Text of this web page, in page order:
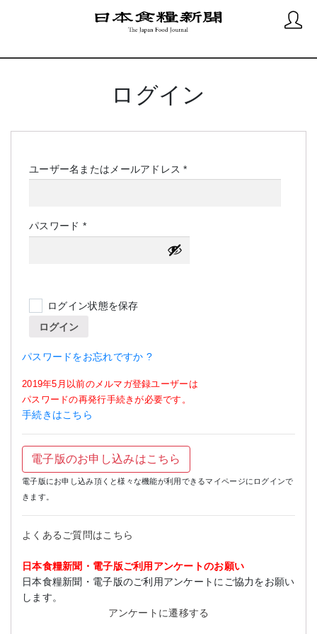
ログイン
ユーザー名またはメールアドレス*必
パスワード *必
須
ログイン状態を保存
ログイン
パスワードをお忘れですか ?
2019年5月以前のメルマガ登録ユーザーは
パスワードの再発行手続きが必要です。
手続きはこちら
電子版のお申し込みはこちら
電子版にお申し込み頂くと様々な機能が利用できるマイページにログインで
きます。
よくあるご質問はこちら
日本食糧新聞・電子版ご利用アンケートのお願い
日本食糧新聞・電子版のご利用アンケートにご協力をお願い
します。
アンケートに遷移する